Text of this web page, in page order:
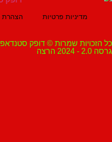
מדיניות פרטיות הצהרת נגישות
שמרות © דופק סטנדאפ ובידור 2014-2024.